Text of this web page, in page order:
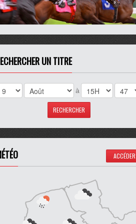
UN TITRE
à
ACCÉDER